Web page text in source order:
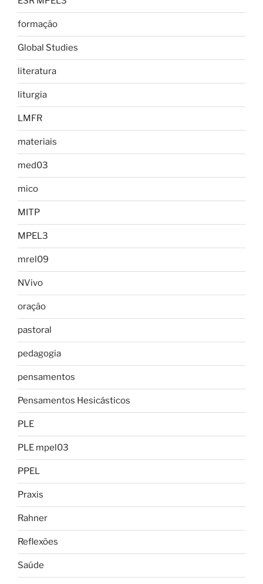
formação
Global Studies
literatura
liturgia
LMFR
materiais
med03
mico
MITP
MPEL3
mrel09
NVivo
oração
pastoral
pedagogia
pensamentos
Pensamentos Hesicásticos
PLE
PLE mpel03
PPEL
Praxis
Rahner
Reflexões
Saúde